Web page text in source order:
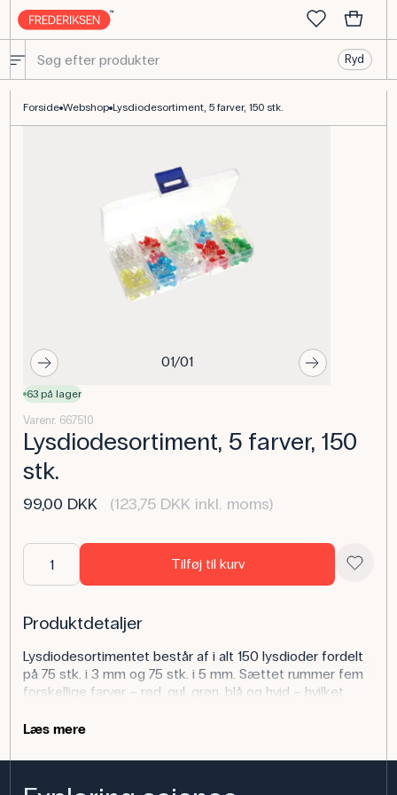
Ryd
Forside Webshop Lysdiodesortiment, 5 farver, 150 stk.
01/01
63 på lager
Varenr. 667510
Lysdiodesortiment, 5 farver, 150
stk.
99,00 DKK (123,75 DKK inkl. moms)
Tilføj til kurv
Produktdetaljer
Lysdiodesortimentet består af i alt 150 lysdioder fordelt
på 75 stk. i 3 mm og 75 stk. i 5 mm. Sættet rummer fem
forskellige farver – rød, gul, grøn, blå og hvid – hvilket
opstillinger. Hver lysdiode kan maksimalt belastes med
Læs mere